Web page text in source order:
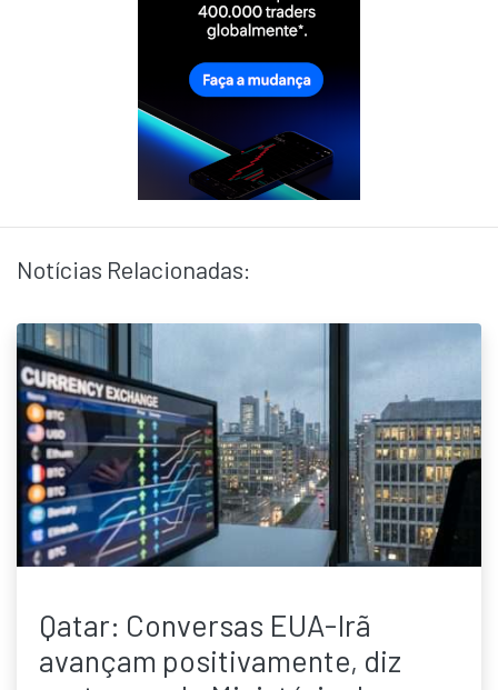
Notícias Relacionadas:
Qatar: Conversas EUA-Irã
avançam positivamente, diz